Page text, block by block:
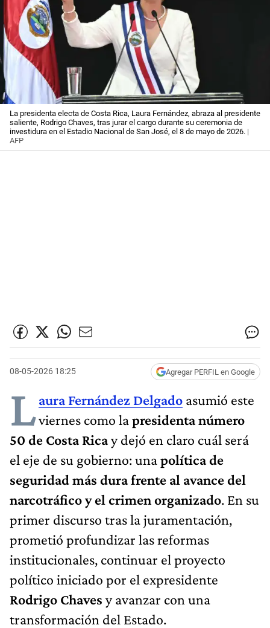
La presidenta electa de Costa Rica, Laura Fernández, abraza al presidente
saliente, Rodrigo Chaves, tras jurar el cargo durante su ceremonia de
investidura en el Estadio Nacional de San José, el 8 de mayo de 2026. |
AFP
08-05-2026 18:25 Agregar PERFIL en Google
Laura Fernández Delgado asumió este
viernes como lapresidenta número
50 de Costa Ricay dejó en claro cuál será
el eje de su gobierno: unapolítica de
seguridad más dura frente al avance del
narcotráfico y el crimen organizado. En su
primer discurso tras la juramentación,
prometió profundizar las reformas
institucionales, continuar el proyecto
político iniciado por el expresidente
Rodrigo Chaves y avanzar con una
transformación del Estado.